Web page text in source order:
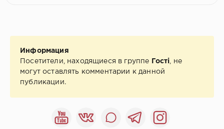
Информация
Посетители, находящиеся в группе
Гості
, не
могут оставлять комментарии к данной
публикации.